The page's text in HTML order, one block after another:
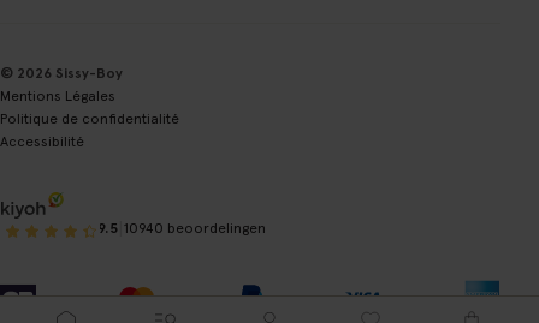
© 2026 Sissy-Boy
Mentions Légales
Politique de confidentialité
Accessibilité
9.5 10940 beoordelingen